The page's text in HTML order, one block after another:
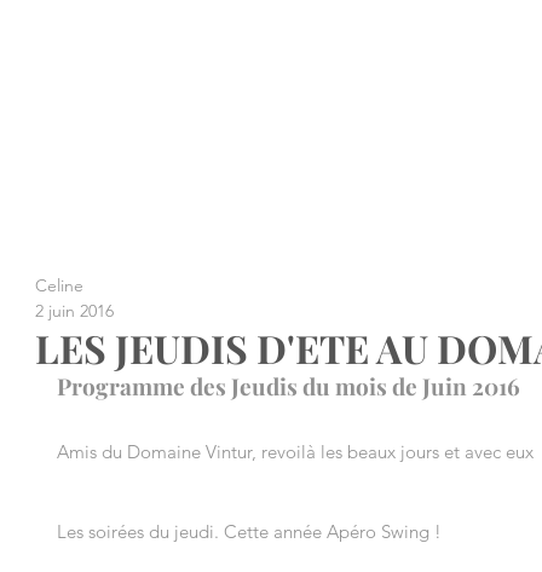
LES JEUDIS D'ETE AU
Celine
2 juin 2016
Programme des Jeudis du mois de Juin 2016
Amis du Domaine Vintur, revoilà les beaux jours et avec eux
Les soirées du jeudi. Cette année Apéro Swing !